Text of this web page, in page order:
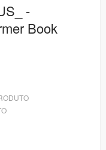
-
Book